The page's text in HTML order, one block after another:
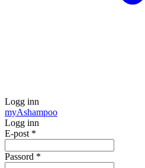
Logg inn
myAshampoo
Logg inn
E-post *
Passord *